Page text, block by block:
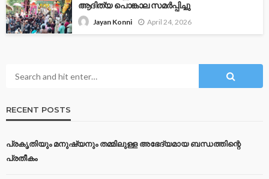
ആദിത്യ പൊങ്കാല സമര്‍പ്പിച്ചു
Jayan Konni April 24, 2026
RECENT POSTS
പ്രകൃതിയും മനുഷ്യനും തമ്മിലുള്ള അഭേദ്യമായ ബന്ധത്തിന്റെ
പ്രതീകം